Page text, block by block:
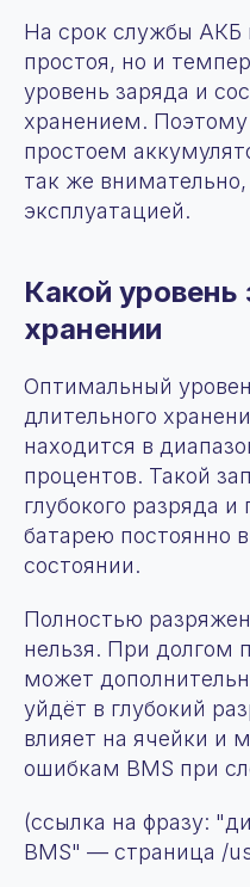
На срок службы АКБ
простоя, но и
уровень заряда и
хранением.
простоем
так же
эксплуатацией.
Какой
хранении
Оптимальный
длительного
находится в
процентов. Такой
глубокого разряда
батарею постоянно
состоянии.
Полностью
нельзя. При долгом
может
уйдёт в глубокий
влияет на ячейки и
ошибкам BMS при
(ссылка на фразу:
BMS" — страница /